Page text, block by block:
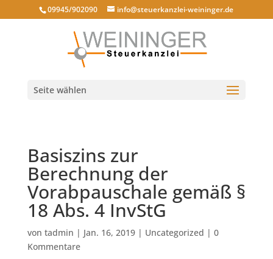
09945/902090 info@steuerkanzlei-weininger.de
Seite wählen
Basiszins zur
Berechnung der
Vorabpauschale gemäß §
18 Abs. 4 InvStG
von tadmin | Jan. 16, 2019| Uncategorized | 0
Kommentare